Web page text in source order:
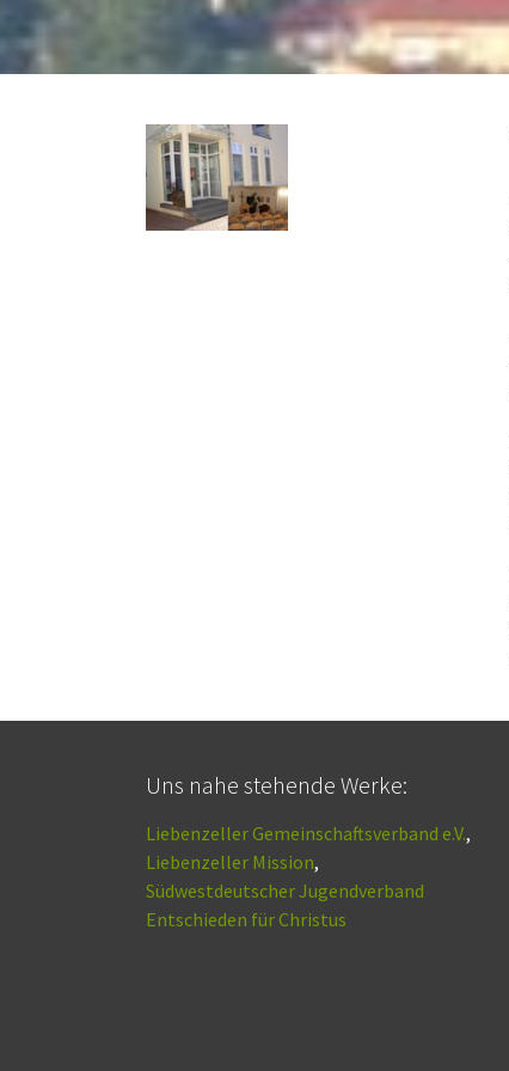
Uns nahe stehende Werke:
Liebenzeller Gemeinschaftsverband e.V.,
Liebenzeller Mission,
Südwestdeutscher Jugendverband
Entschieden für Christus